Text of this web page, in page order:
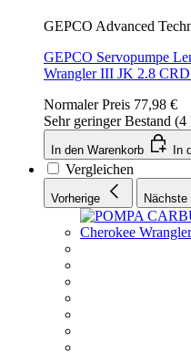
GEPCO Advanced
GEPCO Servopumpe
Wrangler III JK 2.8
Normaler Preis 77,98 €
Sehr geringer Bestand
In den Warenkorb In
Vergleichen
Vorherige Nächste